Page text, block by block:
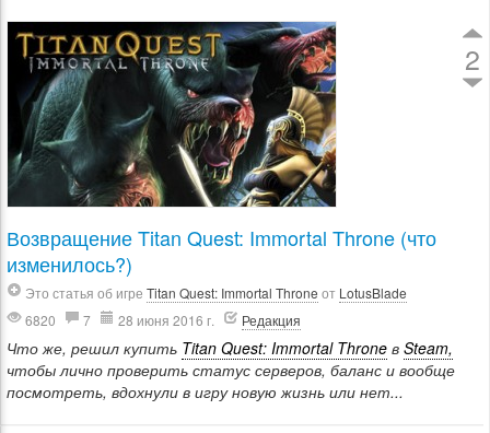
2
Возвращение Titan Quest: Immortal Throne (что
изменилось?)
Это статья об игре Titan Quest: Immortal Throne от LotusBlade
6820
7 28 июня 2016 г. Редакция
Что же, решил купить Titan Quest: Immortal Throne в Steam,
чтобы лично проверить статус серверов, баланс и вообще
посмотреть, вдохнули в игру новую жизнь или нет...